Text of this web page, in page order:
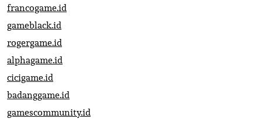
francogame.id
gameblack.id
rogergame.id
alphagame.id
cicigame.id
badanggame.id
gamescommunity.id